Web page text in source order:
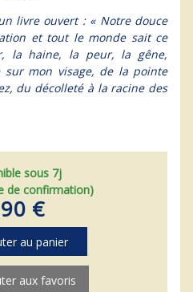
livre ouvert : « Notre douce
et tout le monde sait ce
la haine, la peur, la gêne,
sur mon visage, de la pointe
du décolleté à la racine des
sous 7j
de confirmation)
€
au panier
aux favoris